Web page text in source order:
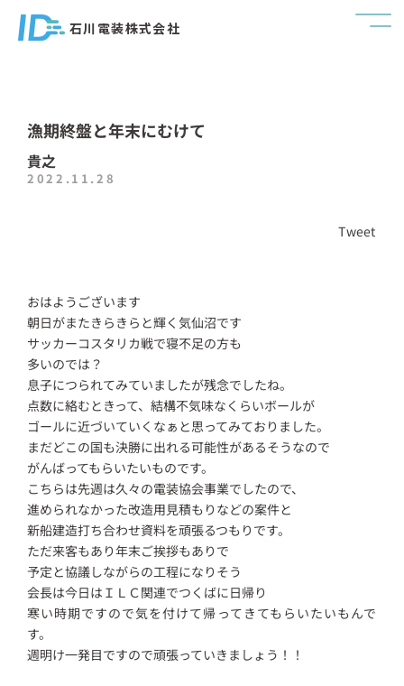
石川電装株式会社
漁期終盤と年末にむけて
貴之
2022.11.28
Tweet
おはようございます
朝日がまたきらきらと輝く気仙沼です
サッカーコスタリカ戦で寝不足の方も
多いのでは？
息子につられてみていましたが残念でしたね。
点数に絡むときって、結構不気味なくらいボールが
ゴールに近づいていくなぁと思ってみておりました。
まだどこの国も決勝に出れる可能性があるそうなので
がんばってもらいたいものです。
こちらは先週は久々の電装協会事業でしたので、
進められなかった改造用見積もりなどの案件と
新船建造打ち合わせ資料を頑張るつもりです。
ただ来客もあり年末ご挨拶もありで
予定と協議しながらの工程になりそう
会長は今日はＩＬＣ関連でつくばに日帰り
寒い時期ですので気を付けて帰ってきてもらいたいもんで
す。
週明け一発目ですので頑張っていきましょう！！